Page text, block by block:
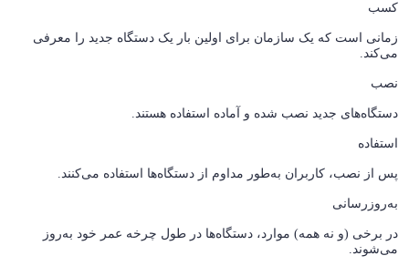
کسب
زمانی است که یک سازمان برای اولین بار یک دستگاه جدید را معرفی
می‌کند.
نصب
دستگاه‌های جدید نصب شده و آماده استفاده هستند.
استفاده
پس از نصب، کاربران به‌طور مداوم از دستگاه‌ها استفاده می‌کنند.
به‌روزرسانی
در برخی (و نه همه) موارد، دستگاه‌ها در طول چرخه عمر خود به‌روز
می‌شوند.